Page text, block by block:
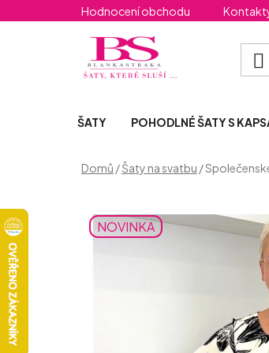
na
Hodnocení obchodu
ŠATY
POHODLNÉ ŠATY S
Domů /Šaty na svatbu /
NOVINKA